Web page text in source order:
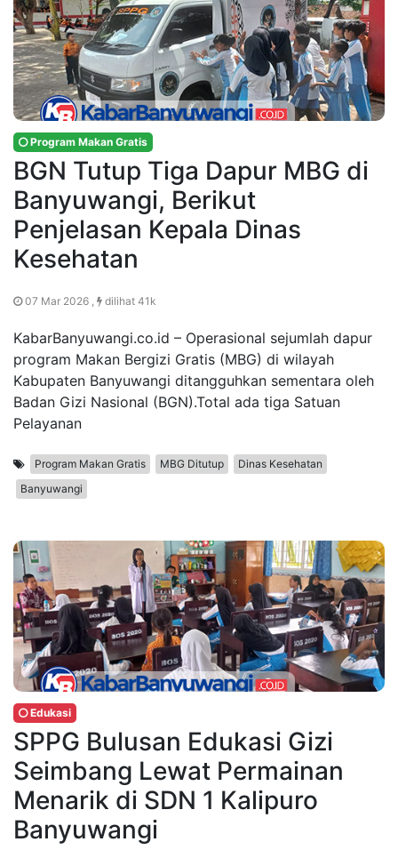
Program Makan Gratis
BGN Tutup Tiga Dapur MBG di
Banyuwangi, Berikut
Penjelasan Kepala Dinas
Kesehatan
07 Mar 2026 , dilihat 41k
KabarBanyuwangi.co.id – Operasional sejumlah dapur
program Makan Bergizi Gratis (MBG) di wilayah
Kabupaten Banyuwangi ditangguhkan sementara oleh
Badan Gizi Nasional (BGN).Total ada tiga Satuan
Pelayanan
Program Makan Gratis MBG Ditutup
Dinas Kesehatan
Banyuwangi
Edukasi
SPPG Bulusan Edukasi Gizi
Seimbang Lewat Permainan
Menarik di SDN 1 Kalipuro
Banyuwangi